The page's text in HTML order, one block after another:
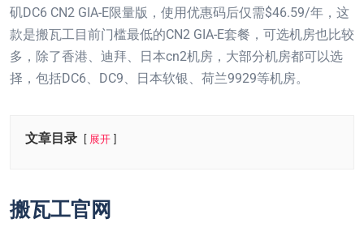
矶DC6 CN2 GIA-E限量版，使用优惠码后仅需$46.59/年，这
款是搬瓦工目前门槛最低的CN2 GIA-E套餐，可选机房也比较
多，除了香港、迪拜、日本cn2机房，大部分机房都可以选
择，包括DC6、DC9、日本软银、荷兰9929等机房。
文章目录 展开
搬瓦工官网